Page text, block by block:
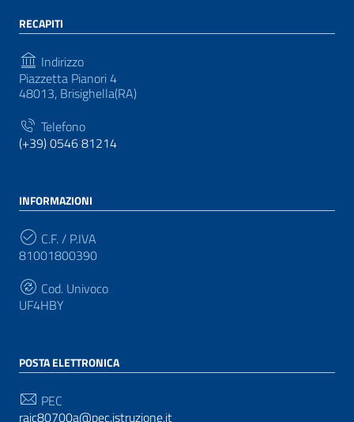
RECAPITI
Indirizzo
Piazzetta Pianori 4
48013, Brisighella(RA)
Telefono
(+39) 0546 81214
INFORMAZIONI
C.F. / P.IVA
81001800390
Cod. Univoco
UF4HBY
POSTA ELETTRONICA
PEC
raic80700a@pec.istruzione.it